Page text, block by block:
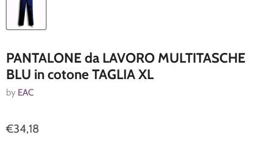
PANTALONE da LAVORO MULTITASCHE
BLU in cotone TAGLIA XL
by EAC
€34,18